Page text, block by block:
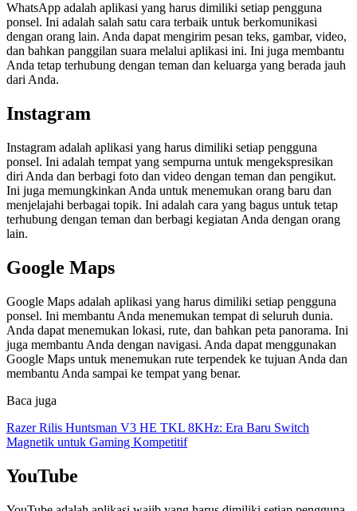
WhatsApp adalah aplikasi yang harus dimiliki setiap pengguna
ponsel. Ini adalah salah satu cara terbaik untuk berkomunikasi
dengan orang lain. Anda dapat mengirim pesan teks, gambar, video,
dan bahkan panggilan suara melalui aplikasi ini. Ini juga membantu
Anda tetap terhubung dengan teman dan keluarga yang berada jauh
dari Anda.
Instagram
Instagram adalah aplikasi yang harus dimiliki setiap pengguna
ponsel. Ini adalah tempat yang sempurna untuk mengekspresikan
diri Anda dan berbagi foto dan video dengan teman dan pengikut.
Ini juga memungkinkan Anda untuk menemukan orang baru dan
menjelajahi berbagai topik. Ini adalah cara yang bagus untuk tetap
terhubung dengan teman dan berbagi kegiatan Anda dengan orang
lain.
Google Maps
Google Maps adalah aplikasi yang harus dimiliki setiap pengguna
ponsel. Ini membantu Anda menemukan tempat di seluruh dunia.
Anda dapat menemukan lokasi, rute, dan bahkan peta panorama. Ini
juga membantu Anda dengan navigasi. Anda dapat menggunakan
Google Maps untuk menemukan rute terpendek ke tujuan Anda dan
membantu Anda sampai ke tempat yang benar.
Baca juga
Razer Rilis Huntsman V3 HE TKL 8KHz: Era Baru Switch
Magnetik untuk Gaming Kompetitif
YouTube